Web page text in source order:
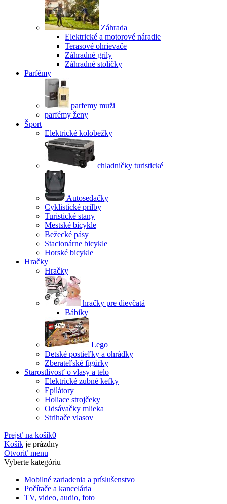
Záhrada
Elektrické a motorové náradie
Terasové ohrievače
Záhradné grily
Záhradné stoličky
Parfémy
parfemy muži
parfémy ženy
Šport
Elektrické kolobežky
chladničky turistické
Autosedačky
Cyklistické prilby
Turistické stany
Mestské bicykle
Bežecké pásy
Stacionárne bicykle
Horské bicykle
Hračky
Hračky
hračky pre dievčatá
Bábiky
Lego
Detské postieľky a ohrádky
Zberateľské figúrky
Starostlivosť o vlasy a telo
Elektrické zubné kefky
Epilátory
Holiace strojčeky
Odsávačky mlieka
Strihače vlasov
Prejsť na košík0
Košík je prázdny
Otvoriť menu
Vyberte kategóriu
Mobilné zariadenia a príslušenstvo
Počítače a kancelária
TV, video, audio, foto